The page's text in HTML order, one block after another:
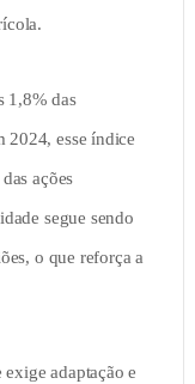
1,8% das
2024, esse índice
ações
segue sendo
o que reforça a
adaptação e